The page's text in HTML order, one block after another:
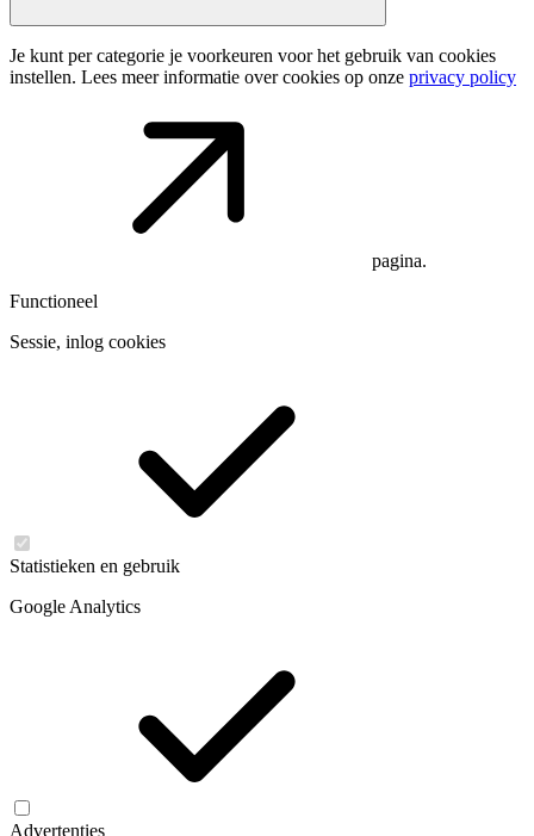
Je kunt per categorie je voorkeuren voor het gebruik van cookies
instellen. Lees meer informatie over cookies op onze privacy policy
pagina.
Functioneel
Sessie, inlog cookies
Statistieken en gebruik
Google Analytics
Advertenties